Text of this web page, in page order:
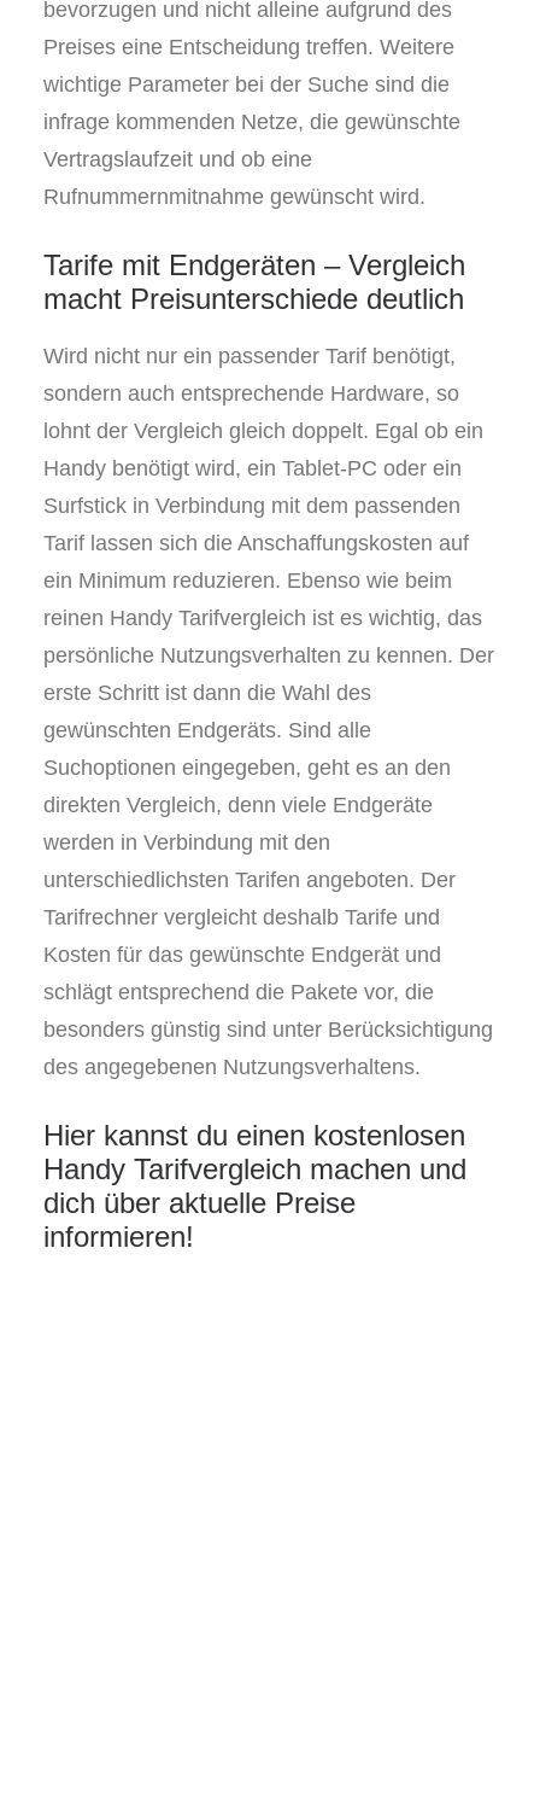
bevorzugen und nicht alleine aufgrund des
Preises eine Entscheidung treffen. Weitere
wichtige Parameter bei der Suche sind die
infrage kommenden Netze, die gewünschte
Vertragslaufzeit und ob eine
Rufnummernmitnahme gewünscht wird.
Tarife mit Endgeräten – Vergleich
macht Preisunterschiede deutlich
Wird nicht nur ein passender Tarif benötigt,
sondern auch entsprechende Hardware, so
lohnt der Vergleich gleich doppelt. Egal ob ein
Handy benötigt wird, ein Tablet-PC oder ein
Surfstick in Verbindung mit dem passenden
Tarif lassen sich die Anschaffungskosten auf
ein Minimum reduzieren. Ebenso wie beim
reinen Handy Tarifvergleich ist es wichtig, das
persönliche Nutzungsverhalten zu kennen. Der
erste Schritt ist dann die Wahl des
gewünschten Endgeräts. Sind alle
Suchoptionen eingegeben, geht es an den
direkten Vergleich, denn viele Endgeräte
werden in Verbindung mit den
unterschiedlichsten Tarifen angeboten. Der
Tarifrechner vergleicht deshalb Tarife und
Kosten für das gewünschte Endgerät und
schlägt entsprechend die Pakete vor, die
besonders günstig sind unter Berücksichtigung
des angegebenen Nutzungsverhaltens.
Hier kannst du einen kostenlosen
Handy Tarifvergleich machen und
dich über aktuelle Preise
informieren!